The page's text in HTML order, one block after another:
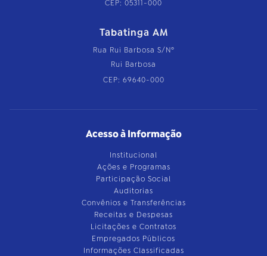
CEP: 05311-000
Tabatinga AM
Rua Rui Barbosa S/Nº
Rui Barbosa
CEP: 69640-000
Acesso à Informação
Institucional
Ações e Programas
Participação Social
Auditorias
Convênios e Transferências
Receitas e Despesas
Licitações e Contratos
Empregados Públicos
Informações Classificadas